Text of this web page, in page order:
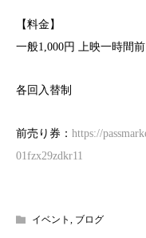
【料金】
一般1,000円 上映一時間
各回入替制
前売り券： https://
01fzx29zdkr11
イベント ブログ